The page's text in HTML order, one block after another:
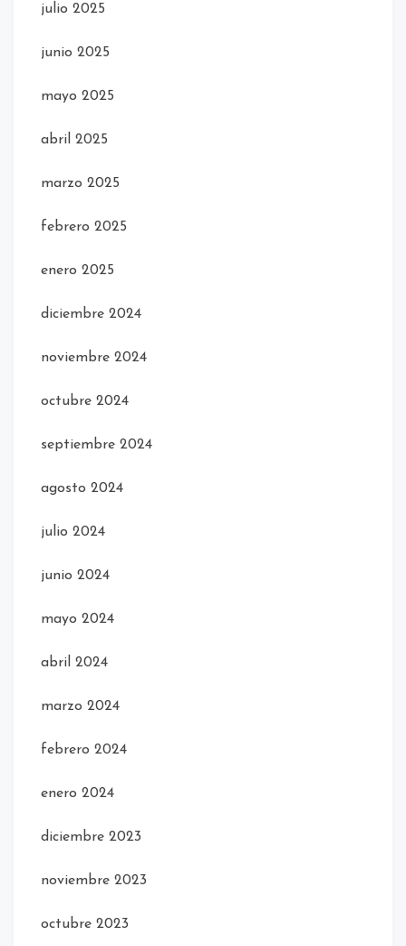
julio 2025
junio 2025
mayo 2025
abril 2025
marzo 2025
febrero 2025
enero 2025
diciembre 2024
noviembre 2024
octubre 2024
septiembre 2024
agosto 2024
julio 2024
junio 2024
mayo 2024
abril 2024
marzo 2024
febrero 2024
enero 2024
diciembre 2023
noviembre 2023
octubre 2023